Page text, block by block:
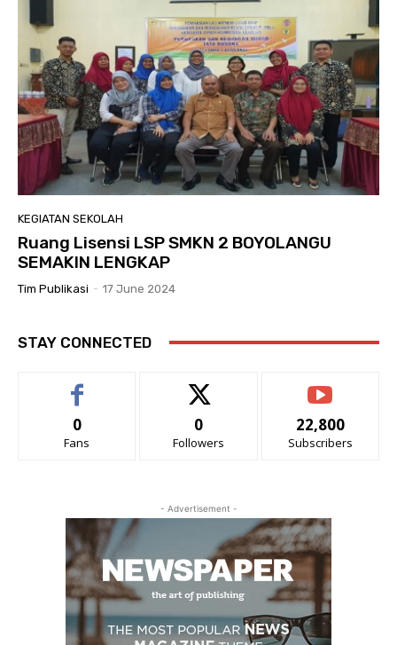
KEGIATAN SEKOLAH
Ruang Lisensi LSP SMKN 2 BOYOLANGU
SEMAKIN LENGKAP
Tim Publikasi - 17 June 2024
STAY CONNECTED
0
Fans
0
Followers
22,800
Subscribers
- Advertisement -